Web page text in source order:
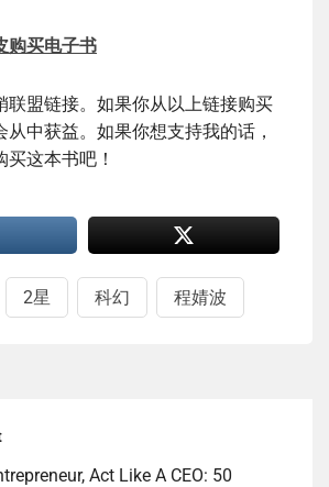
购买电子书
联盟链接。如果你从以上链接购买
从中获益。如果你想支持我的话，
这本书吧！
2星 科幻 程婧波
Act Like A CEO: 50